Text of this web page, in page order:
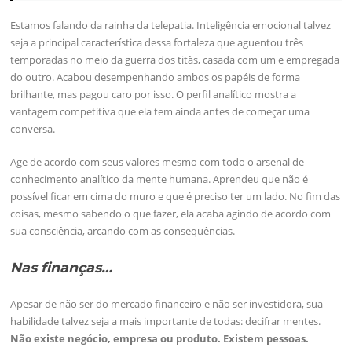
Estamos falando da rainha da telepatia. Inteligência emocional talvez
seja a principal característica dessa fortaleza que aguentou três
temporadas no meio da guerra dos titãs, casada com um e empregada
do outro. Acabou desempenhando ambos os papéis de forma
brilhante, mas pagou caro por isso. O perfil analítico mostra a
vantagem competitiva que ela tem ainda antes de começar uma
conversa.
Age de acordo com seus valores mesmo com todo o arsenal de
conhecimento analítico da mente humana. Aprendeu que não é
possível ficar em cima do muro e que é preciso ter um lado. No fim das
coisas, mesmo sabendo o que fazer, ela acaba agindo de acordo com
sua consciência, arcando com as consequências.
Nas finanças…
Apesar de não ser do mercado financeiro e não ser investidora, sua
habilidade talvez seja a mais importante de todas: decifrar mentes.
Não existe negócio, empresa ou produto. Existem pessoas.